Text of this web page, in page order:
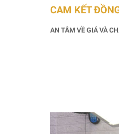
CAM KẾT
AN TÂM VỀ GIÁ VÀ